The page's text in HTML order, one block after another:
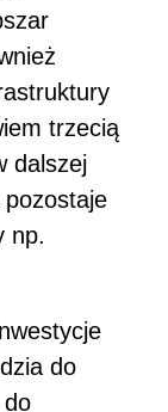
trzecią
dalszej
np.
do